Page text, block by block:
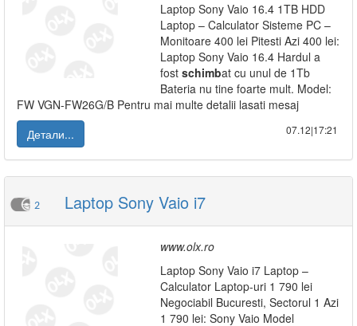
Laptop Sony Vaio 16.4 1TB HDD
Laptop – Calculator Sisteme PC –
Monitoare 400 lei Pitesti Azi 400 lei:
Laptop Sony Vaio 16.4 Hardul a
fost schimbat cu unul de 1Tb
Bateria nu tine foarte mult. Model:
FW VGN-FW26G/B Pentru mai multe detalii lasati mesaj
Детали...
07.12|17:21
2 Laptop Sony Vaio i7
www.olx.ro
Laptop Sony Vaio i7 Laptop –
Calculator Laptop-uri 1 790 lei
Negociabil Bucuresti, Sectorul 1 Azi
1 790 lei: Sony Vaio Model